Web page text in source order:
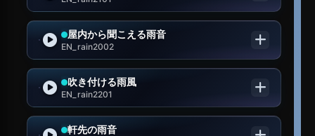
屋内から聞こえる雨音
EN_rain2002
吹き付ける雨風
EN_rain2201
軒先の雨音